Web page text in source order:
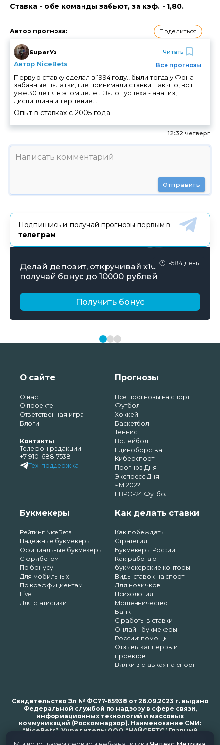
Ставка - обе команды забьют, за кэф. - 1,80.
Автор прогноза: Поделиться
SuperYa
Автор NiceBets
Читать
Все прогнозы
Первую ставку сделал в 1994 году., были тогда у Фона
забавные палатки, где принимали ставки. Так что, вот
уже 30 лет я в этом деле... Залог успеха - анализ,
дисциплина и терпение...
Опыт в ставках с 2005 года
12:32 четверг
Отправить
Подпишись и получай прогнозы первым в
телеграм
-584 день
Делай депозит, откручивай х10 и
получай бонус до 10000 рублей
Получить бонус
О сайте
О нас
О проекте
Ответственная игра
Блоги
Контакты:
Телефон редакции
+7-910-688-7538
Тех. поддержка
Прогнозы
Все прогнозы на спорт
Футбол
Хоккей
Баскетбол
Теннис
Волейбол
Единоборства
Киберспорт
Прогноз Дня
Экспресс Дня
ЧМ 2022
ЕВРО-24 Футбол
Букмекеры
Рейтинг NiceBets
Надежные букмекеры
Официальные букмекеры
С фрибетом
По бонусу
Для мобильных
По коэффициентам
Live
Для статистики
Как делать ставки
Как побеждать
Стратегия
Букмекеры России
Как работают
букмекерские конторы
Виды ставок на спорт
Для новичков
Психология
Мошенничество
Банк
С работы в ставки
Онлайн букмекеры
России: помощь
Отзывы капперов и
проектов
Вилки в ставках на спорт
Свидетельство Эл № ФС77-85938 от 26.09.2023 г. выдано
Федеральной службой по надзору в сфере связи,
информационных технологий и массовых
коммуникаций (Роскомнадзор). Наименование СМИ:
“NiceBets”. Учредитель: ООО “НАЙСБЕТС” Главный